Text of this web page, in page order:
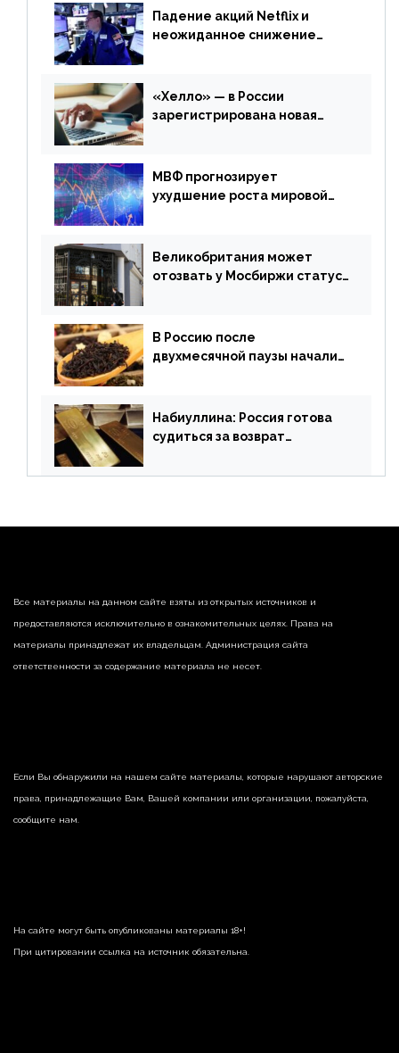
Падение акций Netflix и
неожиданное снижение
апреля
«Хелло» — в России
зарегистрирована новая
МВФ прогнозирует
ухудшение роста мировой
апреля
Великобритания может
отозвать у Мосбиржи статус
В Россию после
двухмесячной паузы начали
Набиуллина: Россия готова
судиться за возврат
страны
Все материалы на данном сайте взяты из открытых источников и
предоставляются исключительно в ознакомительных целях. Права на
материалы принадлежат их владельцам. Администрация сайта
ответственности за содержание материала не несет.
Если Вы обнаружили на нашем сайте материалы, которые нарушают авторские
права, принадлежащие Вам, Вашей компании или организации, пожалуйста,
сообщите нам.
На сайте могут быть опубликованы материалы 18+!
При цитировании ссылка на источник обязательна.